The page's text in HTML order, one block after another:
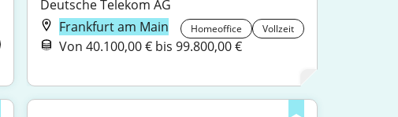
Deutsche Telekom AG
Frankfurt am Main
Homeoffice Vollzeit
Von 40.100,00 € bis 99.800,00 €